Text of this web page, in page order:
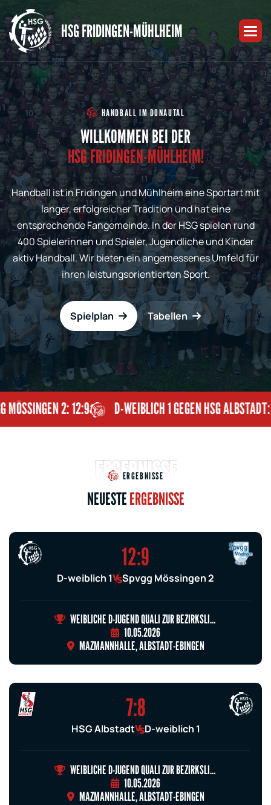
HSG FRIDINGEN-MÜHLHEIM
HANDBALL IM DONAUTAL
WILLKOMMEN BEI DER
HSG FRIDINGEN-MÜHLHEIM!
Handball ist in Fridingen und Mühlheim eine Sportart mit
langer, erfolgreicher Tradition und hat eine
entsprechende Fangemeinde. In der HSG spielen rund
400 Spielerinnen und Spieler, Jugendliche und Kinder
aktiv Handball. Wir bieten ein angemessenes Umfeld für
ihren leistungsorientierten Sport.
Spielplan Tabellen
2: 12:9 D-WEIBLICH 1 GEGEN HSG ALBSTADT: 8:7
ERGEBNISSE
ERGEBNISSE
NEUESTEERGEBNISSE
12:9
D-weiblich 1 Spvgg Mössingen 2
WEIBLICHE D-JUGEND QUALI ZUR BEZIRKSLIGA GRUPPE 2A
10.05.2026
MAZMANNHALLE, ALBSTADT-EBINGEN
7:8
HSG Albstadt D-weiblich 1
WEIBLICHE D-JUGEND QUALI ZUR BEZIRKSLIGA GRUPPE 2A
10.05.2026
MAZMANNHALLE, ALBSTADT-EBINGEN